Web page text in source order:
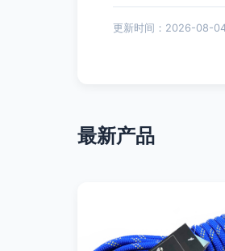
更新时间：2026-08-
最新产品